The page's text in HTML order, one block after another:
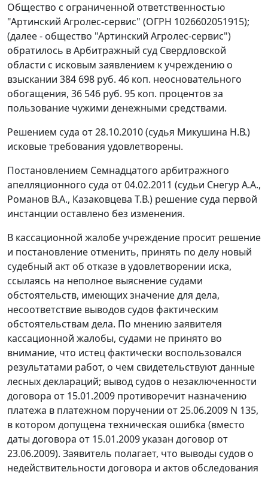
Общество с ограниченной ответственностью
"Артинский Агролес-сервис" (ОГРН 1026602051915);
(далее - общество "Артинский Агролес-сервис")
обратилось в Арбитражный суд Свердловской
области с исковым заявлением к учреждению о
взыскании 384 698 руб. 46 коп. неосновательного
обогащения, 36 546 руб. 95 коп. процентов за
пользование чужими денежными средствами.
Решением суда от 28.10.2010 (судья Микушина Н.В.)
исковые требования удовлетворены.
Постановлением Семнадцатого арбитражного
апелляционного суда от 04.02.2011 (судьи Снегур А.А.,
Романов В.А., Казаковцева Т.В.) решение суда первой
инстанции оставлено без изменения.
В кассационной жалобе учреждение просит решение
и постановление отменить, принять по делу новый
судебный акт об отказе в удовлетворении иска,
ссылаясь на неполное выяснение судами
обстоятельств, имеющих значение для дела,
несоответствие выводов судов фактическим
обстоятельствам дела. По мнению заявителя
кассационной жалобы, судами не принято во
внимание, что истец фактически воспользовался
результатами работ, о чем свидетельствуют данные
лесных деклараций; вывод судов о незаключенности
договора от 15.01.2009 противоречит назначению
платежа в платежном поручении от 25.06.2009 N 135,
в котором допущена техническая ошибка (вместо
даты договора от 15.01.2009 указан договор от
23.06.2009). Заявитель полагает, что выводы судов о
недействительности договора и актов обследования